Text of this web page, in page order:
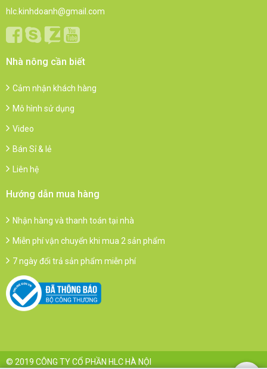
hlc.kinhdoanh@gmail.com
Nhà nông cần biết
Cảm nhận khách hàng
Mô hình sử dụng
Video
Bán Sỉ & lẻ
Liên hệ
Hướng dẫn mua hàng
Nhận hàng và thanh toán tại nhà
Miễn phí vận chuyển khi mua 2 sản phẩm
7 ngày đổi trả sản phẩm miễn phí
© 2019 CÔNG TY CỔ PHẦN HLC HÀ NỘI